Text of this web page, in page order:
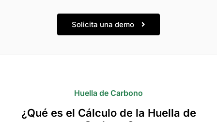
Solicita una demo
Huella de Carbono
¿Qué es el Cálculo de la Huella de